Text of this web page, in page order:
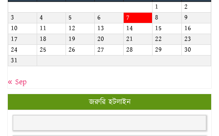
1
2
3
4 5 6 7 8
9
10
11 12 13 14 15
16
17
18 19 20 21 22
23
24
25 26 27 28 29
30
31
« Sep
জরুরি হটলাইন